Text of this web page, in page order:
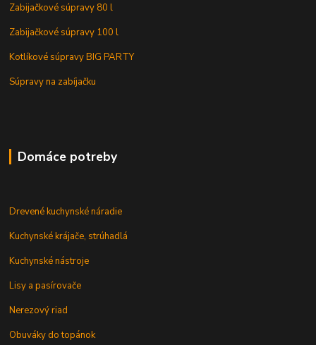
Zabijačkové súpravy 80 l
Zabijačkové súpravy 100 l
Kotlíkové súpravy BIG PARTY
Súpravy na zabíjačku
Domáce potreby
Drevené kuchynské náradie
Kuchynské krájače, strúhadlá
Kuchynské nástroje
Lisy a pasírovače
Nerezový riad
Obuváky do topánok